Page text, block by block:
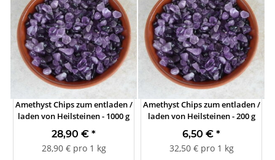
Amethyst Chips zum entladen /
laden von Heilsteinen - 1000 g
28,90 € *
28,90 € pro 1 kg
Amethyst Chips zum entladen /
laden von Heilsteinen - 200 g
6,50 € *
32,50 € pro 1 kg